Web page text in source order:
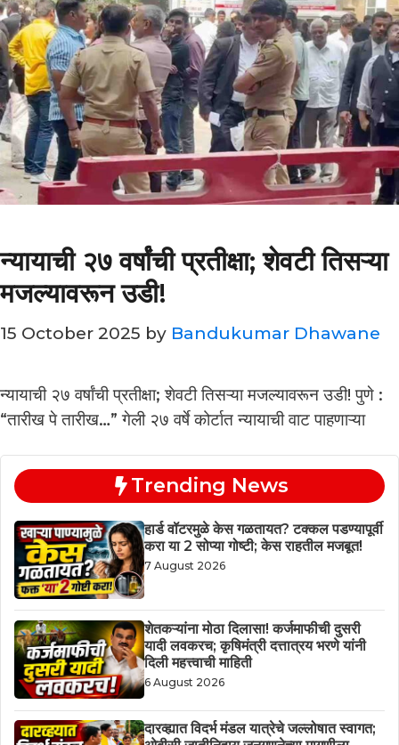
न्यायाची २७ वर्षांची प्रतीक्षा; शेवटी तिसऱ्या
मजल्यावरून उडी!
15 October 2025 by Bandukumar Dhawane
न्यायाची २७ वर्षांची प्रतीक्षा; शेवटी तिसऱ्या मजल्यावरून उडी! पुणे :
“तारीख पे तारीख…” गेली २७ वर्षे कोर्टात न्यायाची वाट पाहणाऱ्या
Trending News
हार्ड वॉटरमुळे केस गळतायत? टक्कल पडण्यापूर्वी
करा या 2 सोप्या गोष्टी; केस राहतील मजबूत!
7 August 2026
शेतकऱ्यांना मोठा दिलासा! कर्जमाफीची दुसरी
यादी लवकरच; कृषिमंत्री दत्तात्रय भरणे यांनी
दिली महत्त्वाची माहिती
6 August 2026
दारव्ह्यात विदर्भ मंडल यात्रेचे जल्लोषात स्वागत;